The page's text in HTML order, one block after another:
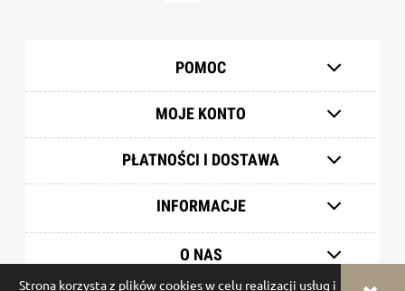
Strona korzysta z plików cookies w celu realizacji usług i
POMOC
MOJE KONTO
PŁATNOŚCI I DOSTAWA
INFORMACJE
O NAS